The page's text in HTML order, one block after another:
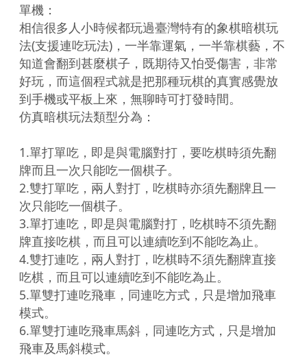
單機：
相信很多人小時候都玩過臺灣特有的象棋暗棋玩
法(支援連吃玩法)，一半靠運氣，一半靠棋藝，不
知道會翻到甚麼棋子，既期待又怕受傷害，非常
好玩，而這個程式就是把那種玩棋的真實感覺放
到手機或平板上來，無聊時可打發時間。
仿真暗棋玩法類型分為：
1.單打單吃，即是與電腦對打，要吃棋時須先翻
牌而且一次只能吃一個棋子。
2.雙打單吃，兩人對打，吃棋時亦須先翻牌且一
次只能吃一個棋子。
3.單打連吃，即是與電腦對打，吃棋時不須先翻
牌直接吃棋，而且可以連續吃到不能吃為止。
4.雙打連吃，兩人對打，吃棋時不須先翻牌直接
吃棋，而且可以連續吃到不能吃為止。
5.單雙打連吃飛車，同連吃方式，只是增加飛車
模式。
6.單雙打連吃飛車馬斜，同連吃方式，只是增加
飛車及馬斜模式。